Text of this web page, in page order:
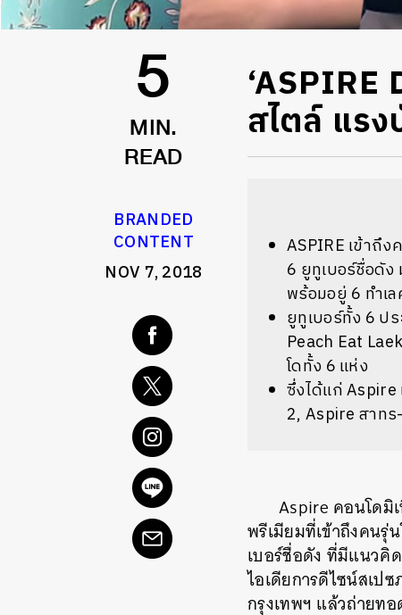
5
MIN.
READ
BRANDED
CONTENT
NOV 7, 2018
สไตล์ แร
ASPIRE เข้าถึ
6 ยูทูเบอร์ชื่อดัง
พร้อมอยู่ 6 ทำเ
ยูทูเบอร์ทั้ง 6 ป
Peach Eat
โดทั้ง 6 แห่ง
ซึ่งได้แก่
2, Aspire สาท
Aspire คอนโดมิ
พรีเมียมที่เข้าถึงคนรุ่
เบอร์ชื่อดัง ที่มีแนวคิ
ไอเดียการดีไซน์สเป
กรุงเทพฯ แล้วถ่ายท